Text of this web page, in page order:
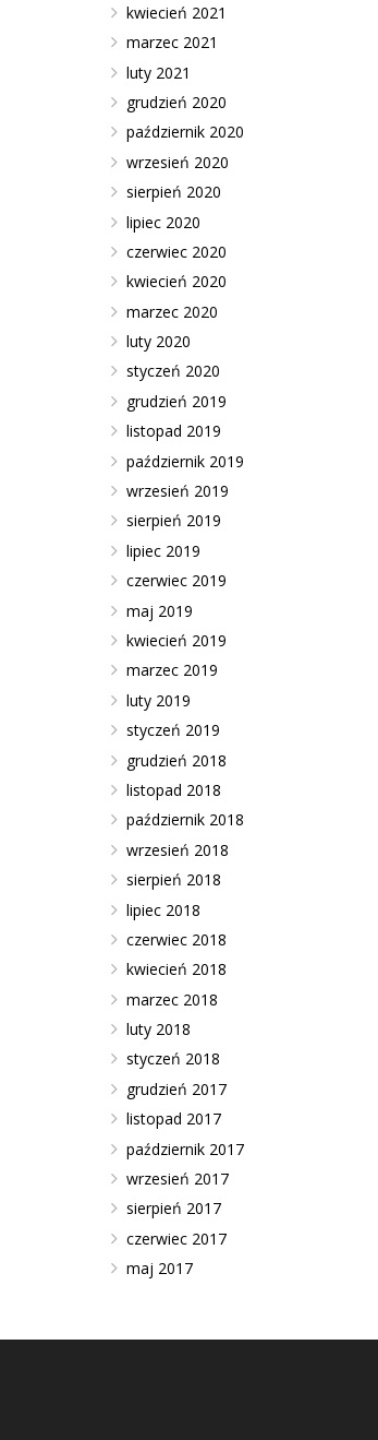
kwiecień 2021
marzec 2021
luty 2021
grudzień 2020
październik 2020
wrzesień 2020
sierpień 2020
lipiec 2020
czerwiec 2020
kwiecień 2020
marzec 2020
luty 2020
styczeń 2020
grudzień 2019
listopad 2019
październik 2019
wrzesień 2019
sierpień 2019
lipiec 2019
czerwiec 2019
maj 2019
kwiecień 2019
marzec 2019
luty 2019
styczeń 2019
grudzień 2018
listopad 2018
październik 2018
wrzesień 2018
sierpień 2018
lipiec 2018
czerwiec 2018
kwiecień 2018
marzec 2018
luty 2018
styczeń 2018
grudzień 2017
listopad 2017
październik 2017
wrzesień 2017
sierpień 2017
czerwiec 2017
maj 2017